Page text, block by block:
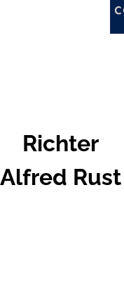
Richter
Alfred Rust